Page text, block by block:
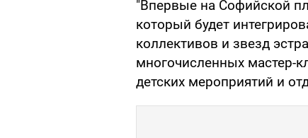
"Впервые на Софийской
который будет
коллективов и звезд
многочисленных мастер-
детских мероприятий и